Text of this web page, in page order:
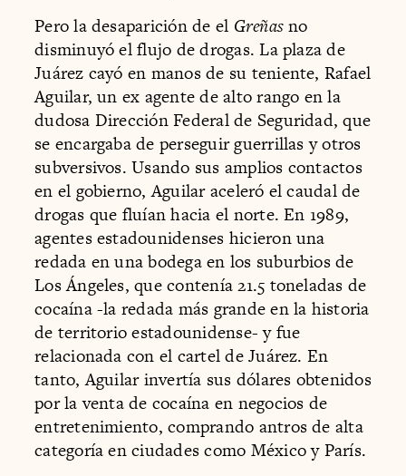
Pero la desaparición de el Greñasno
disminuyó el flujo de drogas. La plaza de
Juárez cayó en manos de su teniente, Rafael
Aguilar, un ex agente de alto rango en la
dudosa Dirección Federal de Seguridad, que
se encargaba de perseguir guerrillas y otros
subversivos. Usando sus amplios contactos
en el gobierno, Aguilar aceleró el caudal de
drogas que fluían hacia el norte. En 1989,
agentes estadounidenses hicieron una
redada en una bodega en los suburbios de
Los Ángeles, que contenía 21.5 toneladas de
cocaína -la redada más grande en la historia
de territorio estadounidense- y fue
relacionada con el cartel de Juárez. En
tanto, Aguilar invertía sus dólares obtenidos
por la venta de cocaína en negocios de
entretenimiento, comprando antros de alta
categoría en ciudades como México y París.